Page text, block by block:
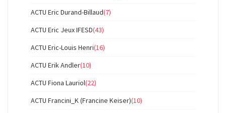
ACTU Eric Durand-Billaud(7)
ACTU Eric Jeux IFESD(43)
ACTU Eric-Louis Henri(16)
ACTU Erik Andler(10)
ACTU Fiona Lauriol(22)
ACTU Francini_K (Francine Keiser)(10)